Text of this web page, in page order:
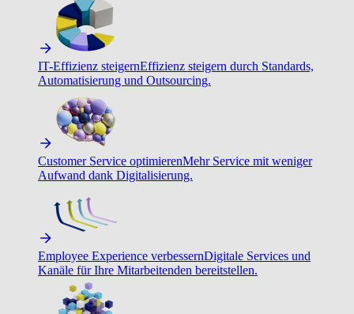
IT-Effizienz steigernEffizienz steigern durch Standards,
Automatisierung und Outsourcing.
Customer Service optimierenMehr Service mit weniger
Aufwand dank Digitalisierung.
Employee Experience verbessernDigitale Services und
Kanäle für Ihre Mitarbeitenden bereitstellen.